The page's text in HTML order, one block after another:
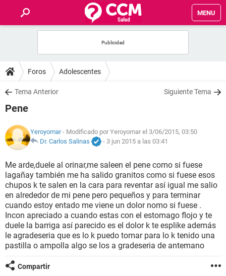
MENU
FOROS
SALUD
NUTRICIÓN
BIENESTAR
SEXUALIDAD
GLOSARIO
Foros Adolescentes
Tema Anterior Siguiente Tema
Pene
Yeroyomar- Modificado por Yeroyomar el 3/06/2015, 03:50
Dr. Carlos Salinas
- 3 jun 2015 a las 03:41
Me arde,duele al orinar,me saleen el pene como si fuese
lagañay también me ha salido granitos como si fuese esos
chupos k te salen en la cara para reventar así igual me salio
en alrededor de mi pene pero pequeños y para terminar
cuando estoy entado me viene un dolor nomo si fuese .
Incon apreciado a cuando estas con el estomago flojo y te
duele la barriga así parecido es el dolor k te esplike además
le agradeseria que es lo k puedo tomar para lo k tenido una
pastilla o ampolla algo se los a gradeseria de antemano
Compartir